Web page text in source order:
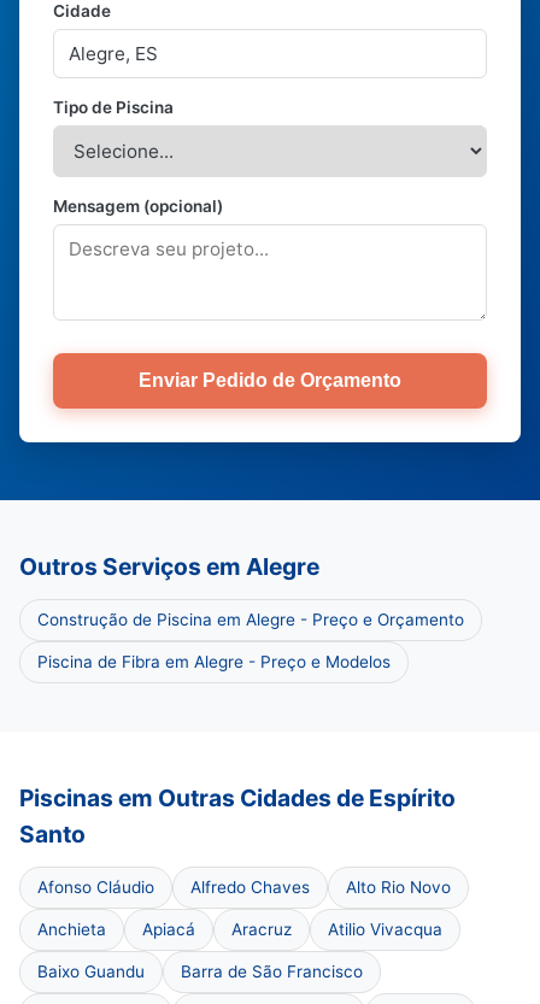
Cidade
Tipo de Piscina
Mensagem (opcional)
Enviar Pedido de Orçamento
Outros Serviços em Alegre
Construção de Piscina em Alegre - Preço e Orçamento
Piscina de Fibra em Alegre - Preço e Modelos
Piscinas em Outras Cidades de Espírito
Santo
Afonso Cláudio Alfredo Chaves Alto Rio Novo
Anchieta Apiacá Aracruz Atilio Vivacqua
Baixo Guandu Barra de São Francisco